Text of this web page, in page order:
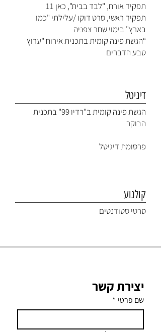
תפקיד אורח, "לבד בבית", כאן 11
תפקיד ראשי, סרט דוקו /עלילתי "כמו
בארץ" בימוי שחר צפניה
“הגשת פינה קומית בתכנית אירוח "ערוץ
טבע הדברים
דיגיטל
הגשת פינה קומית ב"רדיו 99" בתכנית
הבוקר
פרסומת דיגיטל
קולנוע
סרטי סטודנטים
יצירת קשר
שם פרטי *